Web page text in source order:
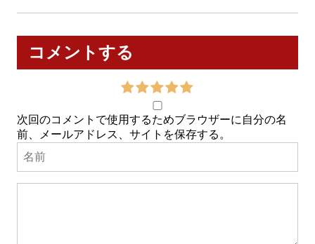
コメントする
次回のコメントで使用するためブラウザーに自分の名
前、メールアドレス、サイトを保存する。